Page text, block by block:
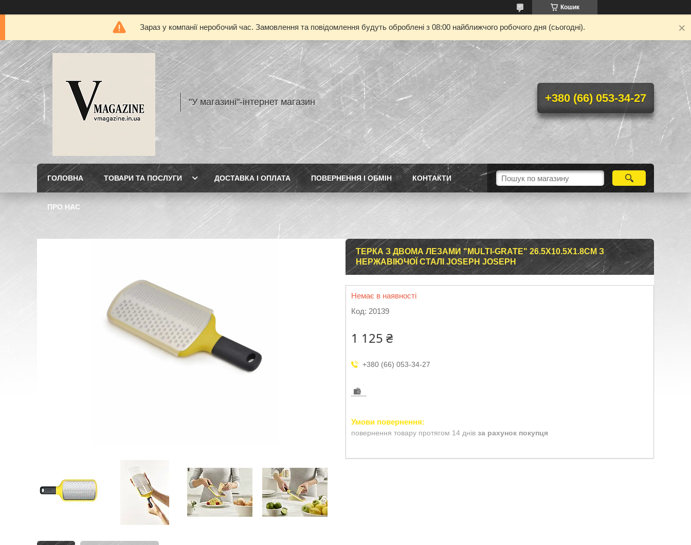
Кошик
Зараз у компанії неробочий час. Замовлення та повідомлення будуть оброблені з 08:00 найближчого робочого дня (сьогодні).
"У магазині"-інтернет магазин +380 (66) 053-34-27
ГОЛОВНА ТОВАРИ ТА ПОСЛУГИ ДОСТАВКА І ОПЛАТА ПОВЕРНЕННЯ І ОБМІН КОНТАКТИ
ПРО НАС
ТЕРКА З ДВОМА ЛЕЗАМИ "MULTI-GRATE" 26.5Х10.5Х1.8СМ З
НЕРЖАВІЮЧОЇ СТАЛІ JOSEPH JOSEPH
Немає в наявності
Код: 20139
1 125 ₴
+380 (66) 053-34-27
повернення товару протягом 14 днів за рахунок покупця